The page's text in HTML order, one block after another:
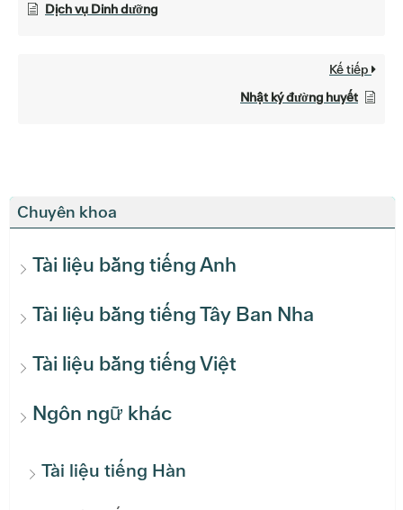
Chuyên khoa
Tài liệu bằng tiếng Anh
Tài liệu bằng tiếng Tây Ban Nha
Tài liệu bằng tiếng Việt
Ngôn ngữ khác
Tài liệu tiếng Hàn
Dịch vụ Dinh dưỡng
Kế tiếp
Nhật ký đường huyết